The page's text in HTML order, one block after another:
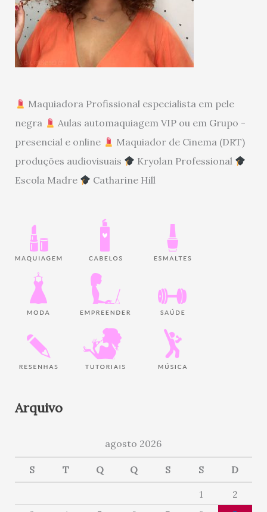
Maquiadora Profissional especialista em pele
negra
Aulas automaquiagem VIP ou em Grupo -
presencial e online
Maquiador de Cinema (DRT)
produções audiovisuais
Kryolan Professional
Escola Madre
Catharine Hill
Arquivo
agosto 2026
S T Q Q S S D
1
2